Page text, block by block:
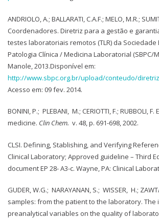
ANDRIOLO, A.; BALLARATI, C.A.F.; MELO, M.R.;
Coordenadores. Diretriz para a gestão e
testes laboratoriais remotos (TLR) da Sociedade
Patologia Clínica / Medicina Laboratorial (SBPC/
Manole, 2013.Disponível em:
http://www.sbpc.org.br/upload/conteudo/
Acesso em: 09 fev. 2014.
BONINI, P.; PLEBANI, M.; CERIOTTI, F.; RUBBOLI,
medicine. Clin Chem. v. 48, p. 691-698, 2002.
CLSI. Defining, Stablishing, and Verifying
Clinical Laboratory; Approved guideline – Third
document EP 28- A3-c. Wayne, PA: Clinical
GUDER, W.G.; NARAYANAN, S.; WISSER, H.;
samples: from the patient to the laboratory. The
preanalytical variables on the quality of